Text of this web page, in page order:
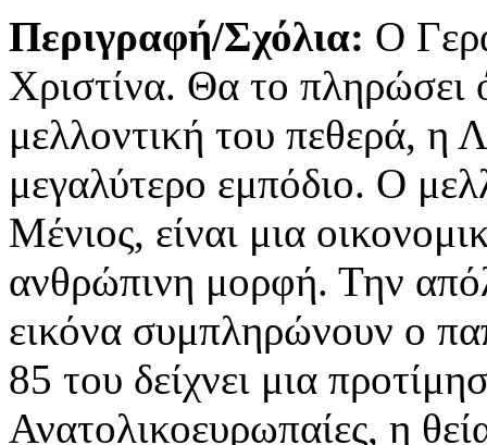
Περιγραφή/Σχόλια: Ο
Χριστίνα. Θα το
μελλοντική του πεθερά, η
μεγαλύτερο εμπόδιο. Ο
Μένιος, είναι μια
ανθρώπινη μορφή. Την
εικόνα συμπληρώνουν ο
85 του δείχνει μια
Ανατολικοευρωπαίες, η